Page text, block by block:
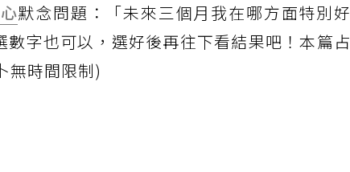
默念問題：「未來三個月我在哪方面特別好
字也可以，選好後再往下看結果吧！本篇占
無時間限制)